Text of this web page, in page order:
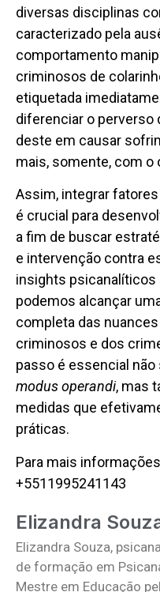
diversas disciplinas
caracterizado pela
comportamento
criminosos de
etiquetada
diferenciar o perverso
deste em causar
mais, somente, com o
Assim, integrar
é crucial para
a fim de buscar
e intervenção contra
insights psicanalíticos
podemos alcançar
completa das
criminosos e dos
passo é essencial
modus operandi, mas
medidas que
práticas.
Para mais
+5511995241143
Elizandra
Elizandra Souza,
de formação em
Mestre em Educação